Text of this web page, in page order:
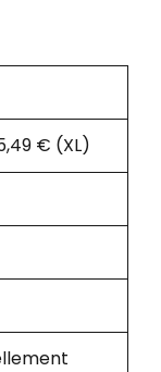
€ (XL)